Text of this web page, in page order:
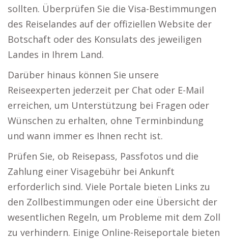
sollten. Überprüfen Sie die Visa-Bestimmungen
des Reiselandes auf der offiziellen Website der
Botschaft oder des Konsulats des jeweiligen
Landes in Ihrem Land.
Darüber hinaus können Sie unsere
Reiseexperten jederzeit per Chat oder E-Mail
erreichen, um Unterstützung bei Fragen oder
Wünschen zu erhalten, ohne Terminbindung
und wann immer es Ihnen recht ist.
Prüfen Sie, ob Reisepass, Passfotos und die
Zahlung einer Visagebühr bei Ankunft
erforderlich sind. Viele Portale bieten Links zu
den Zollbestimmungen oder eine Übersicht der
wesentlichen Regeln, um Probleme mit dem Zoll
zu verhindern. Einige Online-Reiseportale bieten